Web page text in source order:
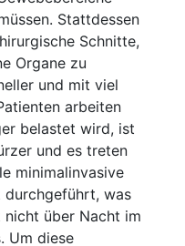
Stattdessen
Schnitte,
Organe zu
und mit viel
arbeiten
belastet wird, ist
und es treten
minimalinvasive
durchgeführt, was
über Nacht im
Um diese